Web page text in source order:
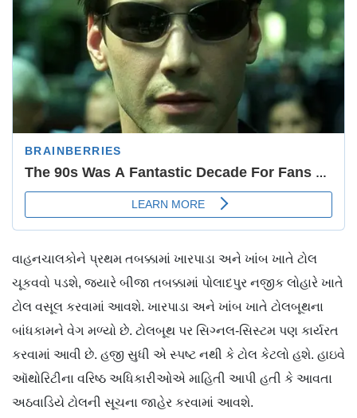
વાહનચાલકોને પ્રથમ તબક્કામાં ખારપાડા અને ખાંબ ખાતે ટોલ
ચૂકવવો પડશે, જ્યારે બીજા તબક્કામાં પોલાદપુર નજીક લોહારે ખાતે
ટોલ વસૂલ કરવામાં આવશે. ખારપાડા અને ખાંબ ખાતે ટોલબૂથના
બાંધકામને વેગ મળ્યો છે. ટોલબૂથ પર સિગ્નલ-સિસ્ટમ પણ કાર્યરત
કરવામાં આવી છે. હજી સુધી એ સ્પષ્ટ નથી કે ટોલ કેટલો હશે. હાઇવે
ઑથોરિટીના વરિષ્ઠ અધિકારીઓએ માહિતી આપી હતી કે આવતા
અઠવાડિયે ટોલની સૂચના જાહેર કરવામાં આવશે.